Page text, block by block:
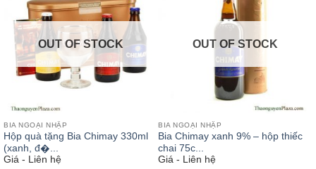
OUT OF STOCK
BIA NGOẠI NHẬP
Hộp quà tặng Bia Chimay 330ml
(xanh, đ�...
Giá - Liên hệ
OUT OF STOCK
BIA NGOẠI NHẬP
Bia Chimay xanh 9% – hộp thiếc
chai 75c...
Giá - Liên hệ